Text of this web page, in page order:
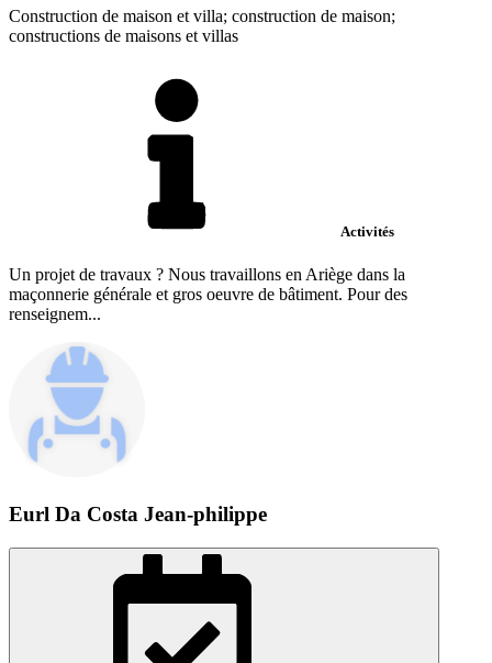
Construction de maison et villa; construction de maison;
constructions de maisons et villas
Activités
Un projet de travaux ? Nous travaillons en Ariège dans la
maçonnerie générale et gros oeuvre de bâtiment. Pour des
renseignem...
Eurl Da Costa Jean-philippe